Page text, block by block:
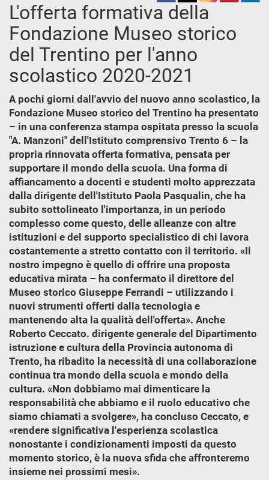
L'offerta formativa della
Fondazione Museo storico
del Trentino per l'anno
scolastico 2020-2021
A pochi giorni dall'avvio del nuovo anno scolastico, la
Fondazione Museo storico del Trentino ha presentato
– in una conferenza stampa ospitata presso la scuola
"A. Manzoni" dell'Istituto comprensivo Trento 6 – la
propria rinnovata offerta formativa, pensata per
supportare il mondo della scuola. Una forma di
affiancamento a docenti e studenti molto apprezzata
dalla dirigente dell'Istituto Paola Pasqualin, che ha
subito sottolineato l'importanza, in un periodo
complesso come questo, delle alleanze con altre
istituzioni e del supporto specialistico di chi lavora
costantemente a stretto contatto con il territorio. «Il
nostro impegno è quello di offrire una proposta
educativa mirata – ha confermato il direttore del
Museo storico Giuseppe Ferrandi – utilizzando i
nuovi strumenti offerti dalla tecnologia e
mantenendo alta la qualità dell'offerta». Anche
Roberto Ceccato. dirigente generale del Dipartimento
istruzione e cultura della Provincia autonoma di
Trento, ha ribadito la necessità di una collaborazione
continua tra mondo della scuola e mondo della
cultura. «Non dobbiamo mai dimenticare la
responsabilità che abbiamo e il ruolo educativo che
siamo chiamati a svolgere», ha concluso Ceccato, e
«rendere significativa l'esperienza scolastica
nonostante i condizionamenti imposti da questo
momento storico, è la nuova sfida che affronteremo
insieme nei prossimi mesi».